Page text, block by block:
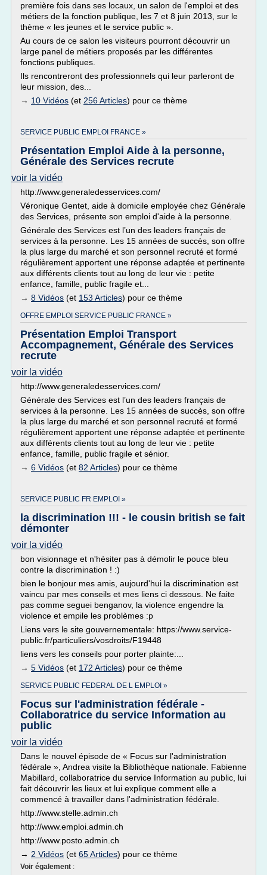
première fois dans ses locaux, un salon de l'emploi et des
métiers de la fonction publique, les 7 et 8 juin 2013, sur le
thème « les jeunes et le service public ».
Au cours de ce salon les visiteurs pourront découvrir un
large panel de métiers proposés par les différentes
fonctions publiques.
Ils rencontreront des professionnels qui leur parleront de
leur mission, des...
→ 10 Vidéos (et 256 Articles) pour ce thème
SERVICE PUBLIC EMPLOI FRANCE »
Présentation Emploi Aide à la personne,
Générale des Services recrute
voir la vidéo
http://www.generaledesservices.com/
Véronique Gentet, aide à domicile employée chez Générale
des Services, présente son emploi d'aide à la personne.
Générale des Services est l’un des leaders français de
services à la personne. Les 15 années de succès, son offre
la plus large du marché et son personnel recruté et formé
régulièrement apportent une réponse adaptée et pertinente
aux différents clients tout au long de leur vie : petite
enfance, famille, public fragile et...
→ 8 Vidéos (et 153 Articles) pour ce thème
OFFRE EMPLOI SERVICE PUBLIC FRANCE »
Présentation Emploi Transport
Accompagnement, Générale des Services
recrute
voir la vidéo
http://www.generaledesservices.com/
Générale des Services est l’un des leaders français de
services à la personne. Les 15 années de succès, son offre
la plus large du marché et son personnel recruté et formé
régulièrement apportent une réponse adaptée et pertinente
aux différents clients tout au long de leur vie : petite
enfance, famille, public fragile et sénior.
→ 6 Vidéos (et 82 Articles) pour ce thème
SERVICE PUBLIC FR EMPLOI »
la discrimination !!! - le cousin british se fait
démonter
voir la vidéo
bon visionnage et n'hésiter pas à démolir le pouce bleu
contre la discrimination ! :)
bien le bonjour mes amis, aujourd'hui la discrimination est
vaincu par mes conseils et mes liens ci dessous. Ne faite
pas comme seguei benganov, la violence engendre la
violence et empile les problèmes :p
Liens vers le site gouvernementale: https://www.service-
public.fr/particuliers/vosdroits/F19448
liens vers les conseils pour porter plainte:...
→ 5 Vidéos (et 172 Articles) pour ce thème
SERVICE PUBLIC FEDERAL DE L EMPLOI »
Focus sur l'administration fédérale -
Collaboratrice du service Information au
public
voir la vidéo
Dans le nouvel épisode de « Focus sur l'administration
fédérale », Andrea visite la Bibliothèque nationale. Fabienne
Mabillard, collaboratrice du service Information au public, lui
fait découvrir les lieux et lui explique comment elle a
commencé à travailler dans l'administration fédérale.
http://www.stelle.admin.ch
http://www.emploi.admin.ch
http://www.posto.admin.ch
→ 2 Vidéos (et 65 Articles) pour ce thème
Voir également :